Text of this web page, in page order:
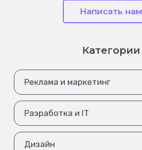
Написать нам
Категории
Реклама и маркетинг
Разработка и IT
Дизайн